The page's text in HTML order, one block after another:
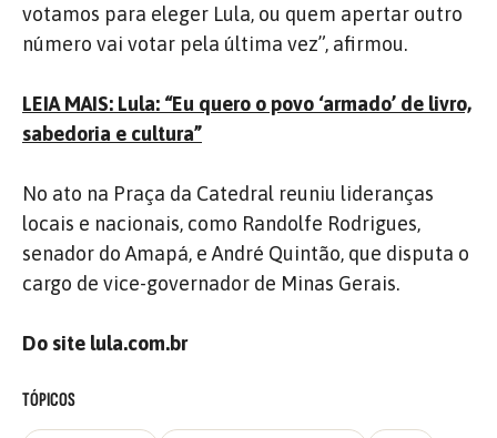
votamos para eleger Lula, ou quem apertar outro
número vai votar pela última vez”, afirmou.
LEIA MAIS: Lula: “Eu quero o povo ‘armado’ de livro,
sabedoria e cultura”
No ato na Praça da Catedral reuniu lideranças
locais e nacionais, como Randolfe Rodrigues,
senador do Amapá, e André Quintão, que disputa o
cargo de vice-governador de Minas Gerais.
Do site lula.com.br
TÓPICOS